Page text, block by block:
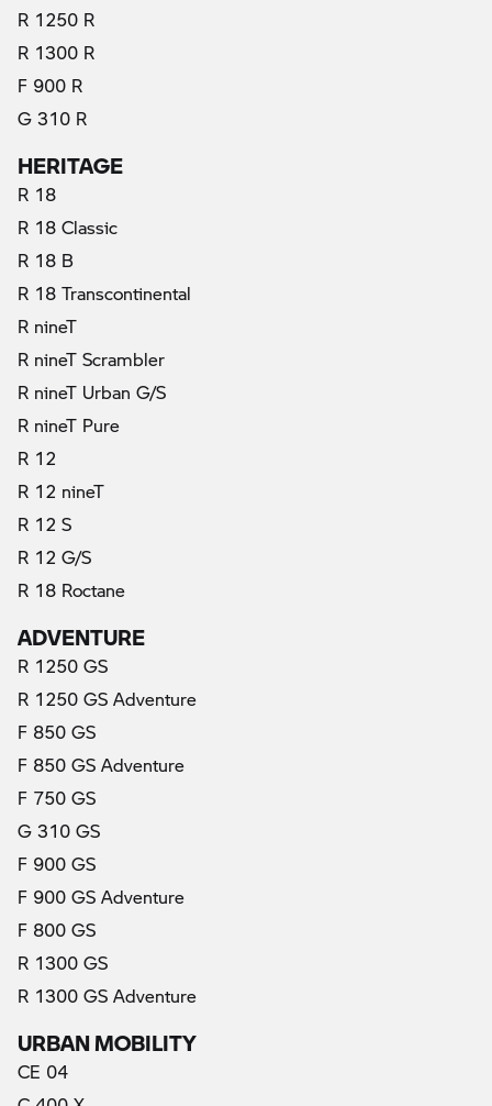
R 1250 R
R 1300 R
F 900 R
G 310 R
HERITAGE
R 18
R 18 Classic
R 18 B
R 18 Transcontinental
R nineT
R nineT Scrambler
R nineT Urban G/S
R nineT Pure
R 12
R 12 nineT
R 12 S
R 12 G/S
R 18 Roctane
ADVENTURE
R 1250 GS
R 1250 GS Adventure
F 850 GS
F 850 GS Adventure
F 750 GS
G 310 GS
F 900 GS
F 900 GS Adventure
F 800 GS
R 1300 GS
R 1300 GS Adventure
URBAN MOBILITY
CE 04